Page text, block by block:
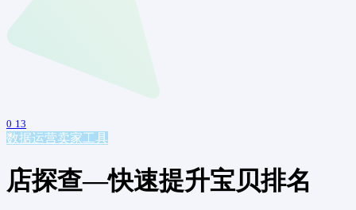
0 13
数据运营卖家工具
店探查—快速提升宝贝排名